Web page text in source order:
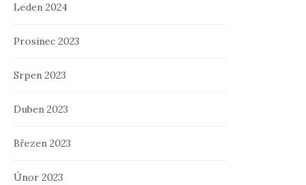
Leden 2024
Prosinec 2023
Srpen 2023
Duben 2023
Březen 2023
Únor 2023